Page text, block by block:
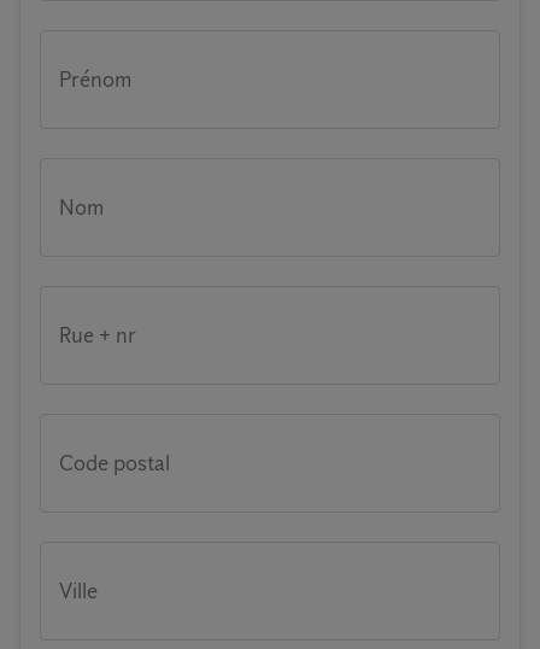
Prénom
Nom
Rue + nr
Code postal
Ville